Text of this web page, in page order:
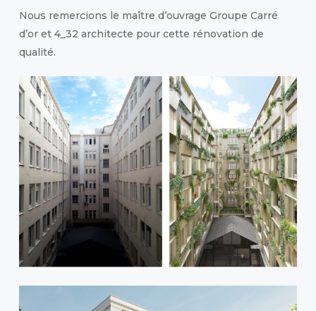
Nous remercions le maître d’ouvrage Groupe Carré
d’or et 4_32 architecte pour cette rénovation de
qualité.